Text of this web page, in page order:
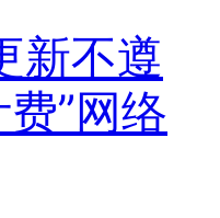
新不遵
”网络